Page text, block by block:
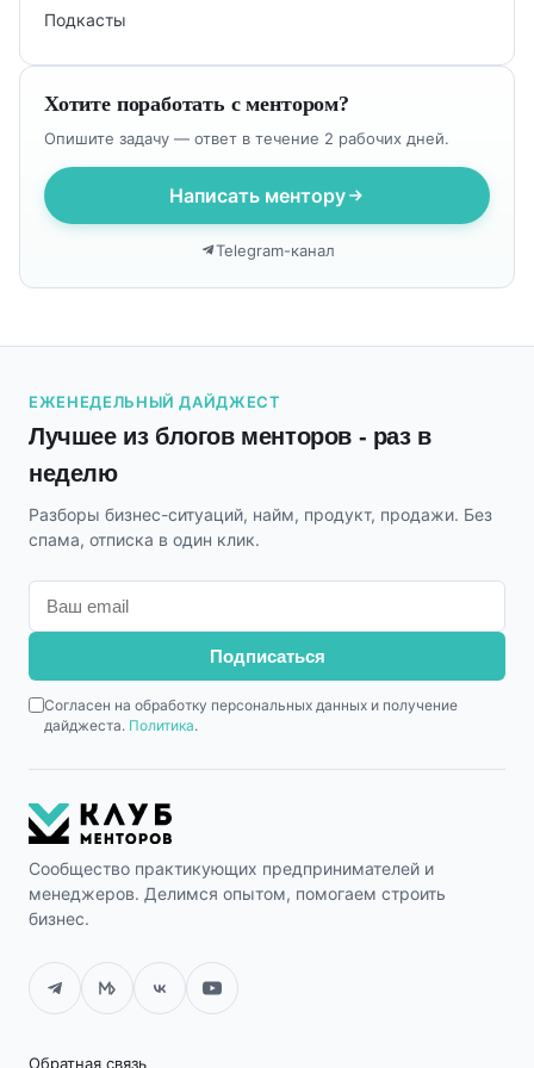
Подкасты
Хотите поработать с ментором?
Опишите задачу — ответ в течение 2 рабочих дней.
Написать ментору
Telegram-канал
ЕЖЕНЕДЕЛЬНЫЙ ДАЙДЖЕСТ
Лучшее из блогов менторов - раз в
неделю
Разборы бизнес-ситуаций, найм, продукт, продажи. Без
спама, отписка в один клик.
Подписаться
Согласен на обработку персональных данных и получение
дайджеста. Политика.
Сообщество практикующих предпринимателей и
менеджеров. Делимся опытом, помогаем строить
бизнес.
Обратная связь